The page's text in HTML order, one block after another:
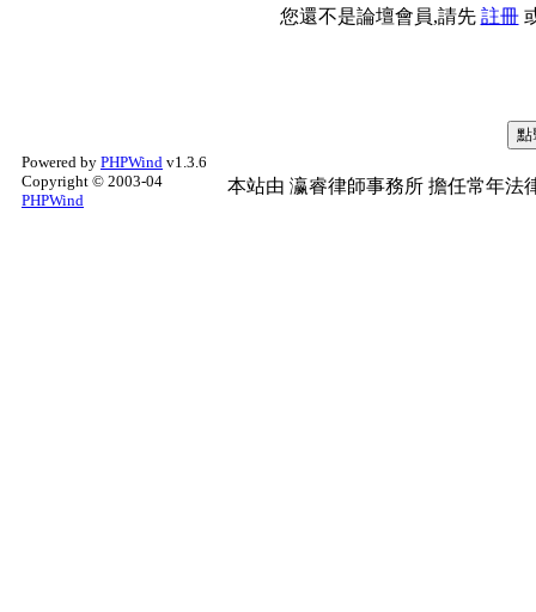
您還不是論壇會員,請先 註冊
Powered by PHPWind v1.3.6
Copyright © 2003-04
PHPWind
本站由 瀛睿律師事務所 擔任常年法